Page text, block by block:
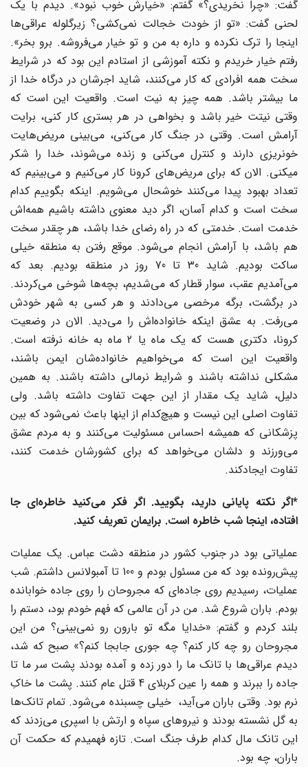
گفت: «چرا نخریدی؟» گفتم: «خیارش خوب نبود». دیدم با یک
لحنی گفت: «تو از خودت خجالت نمی‌کشی؟ زیرگلوله عراقی‌ها
اینجا را ترک نکرده و داره به من و تو خیار می‌فروشه. برو بخر».
رفتم خیار خریدم و نکته آموزشی از استادم این بود که در شرایط
سخت همه افرادی که کار می‌کنند، شاید اجرشان در درگاه خدا از
ما بیشتر باشد. همه چیز به نیت است. واقعیت این است که
وقتی نیتت خیر باشد و بخواهی در هر بستری کار کنی، برایت
آرامش است. وقتی در جنگ کار می‌کنی، می‌بینی مریض‌هایت
خونریزی دارند و کنترل می‌کنی و زنده می‎‌شوند، خدا را شکر
می‎کنی. الان که برای مریض‌های کرونا کار می‌کنیم و می‌بینیم که
تعداد بهبود پیدا می‌کنند خوشحال می‌شویم. اینکه بگوییم کدام
سخت است و کدام آسان، اگر دید معنوی داشته باشیم همه‌اش
خدمت است. خدمتی که در راه رضای خدا باشد، هر چقدر سخت
هم باشد، با آرامش انجام می‌شود. موقع رفتن به منطقه خیلی
ساکت بودیم. شاید 30 تا 70 روز در منطقه بودیم. بعد که
می‌آمدیم عقب، سوار قطار که می‌شدیم، ‌بچه‌ها شوخی می‌کردند.
در برگشت، برگه مرخصی می‌دادند و هر کسی به شهر خودش
می‌رفت. به عشق اینکه خانواده‌اش را می‌دید. الان در وضعیت
کرونا، دکتری هست که یک ماه یا 2 ماه به خانه نرفته ‌است.
واقعیت این است که می‌خواهیم خانواده‌شان ایمن باشند،
مشکلی نداشته باشند و شرایط نرمالی داشته باشند. به همین
دلیل، شاید یک مقدار از این جهت تفاوت داشته باشد. ولی
تفاوت اصلی این نیست و هیچ‌کدام از اینها باعث نمی‌شود که بین
پزشکانی که همیشه احساس مسئولیت می‌کنند و به مردم عشق
می‌ورزند و دلشان می‌خواهد که برای کشورشان خدمت کنند،
تفاوت ایجادکند.
*اگر نکته پایانی دارید، بگویید. اگر فکر می‌کنید خاطره‌ای جا
افتاده، اینجا شب خاطره است. برایمان تعریف کنید.
عملیاتی بود در جنوب کشور در منطقه دشت عباس. یک عملیات
پیش‌رونده بود که من مسئول بودم و 100 تا آمبولانس داشتم. شب
عملیات، رسیدیم روی جاده‌ای که مجروحان را روی جاده خوابانده
بودم. باران شروع شد. من در آن عالمی که فهم خودم بود، دستم را
بلند کردم و گفتم: «خدایا مگه تو بارون رو نمی‌بینی؟ من این
مجروحان رو چه کار کنم؟ چه جوری جابجا کنم؟» صبح که شد،
دیدم عراقی‌ها با تانک ما را دور زده و آمده بودند پشت سر ما تا
جاده را ببرند و همه را عین کربلای 4 قتل عام کنند. پشت ما خاکِ
نرم بود. وقتی باران می‌آید، خیلی چسبنده می‌شود. تمام تانک‌ها
به گل نشسته بودند و نیروهای سپاه و ارتش با اسپری می‌زدند که
این تانک مال کدام طرف جنگ است. تازه فهمیدم که حکمت آن
باران، چه بود.